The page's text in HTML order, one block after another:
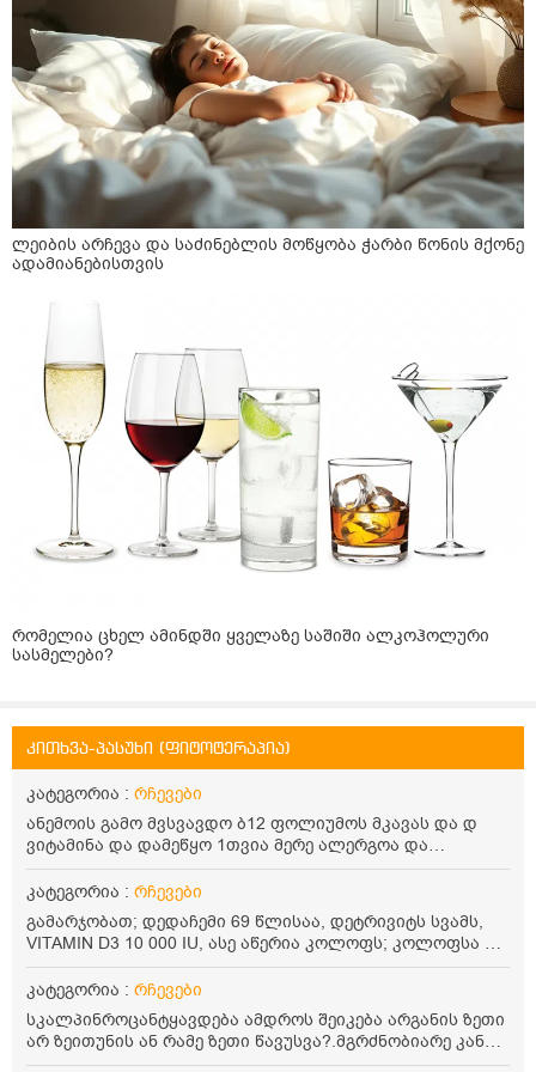
ლეიბის არჩევა და საძინებლის მოწყობა ჭარბი წონის მქონე
ადამიანებისთვის
რომელია ცხელ ამინდში ყველაზე საშიში ალკოჰოლური
სასმელები?
კითხვა-პასუხი (ფიტოტერაპია)
კატეგორია : რჩევები
ანემოის გამო მვსვავდო ბ12 ფოლიუმოს მკავას და დ
ვიტამინა და დამეწყო 1თვია მერე ალერგოა და
წამოცხელებებო წამოხირება შევწტვიტე ექმომმა
დროებით შემაწუვეტინა მაგრამ მე ვერ დავლიე მწრე
თვე მაონც გაჰრძელდა 8თ ე მგონია და არაფროთ აღარ
გავეკარე ო და ეს წამოხირება დამრჩა და დამრჩა
რატო?არც ექიმოს ხსნებვა მინდა არც წანლის
იბრალოდნსავარუადოთ რომ მიყხრად რატო დამრჩა ეს
წამოცხომა?10კილო მაშინ იცებ კი მოვიმატე მაგრამ
ამდენიხანი გავოდა 8თვე
კატეგორია : რჩევები
გამარჯობათ; დედაჩემი 69 წლისაა, დეტრივიტს სვამს,
VITAMIN D3 10 000 IU, ასე აწერია კოლოფს; კოლოფსა და
თვითონ წამლის ფირფიტას ვადა ასე აწერია: 03042024
04 2026; მაინტერესებს, ეს რას ნიშნავს, 2026 წლის
აპრილამდე, ამ წლის 31 მარტის ჩათვლით? ვადის
გასვლის შემდეგ ამ დეტრივიტის მიღება თუ შეიძლება,
კატეგორია : რჩევები
სკალპინროცანტყავდება ამდროს შეიკება არგანის ზეთი
არ ზეითუნის ან რამე ზეთი წავუსვა?.მგრძნობიარე კანზე
რონელოცნალერგიისკენაა მკდრეკილი და ქავილია